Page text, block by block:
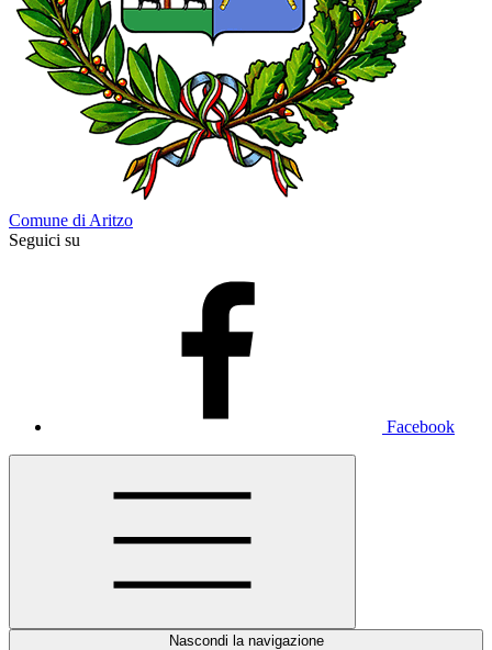
Comune di Aritzo
Seguici su
Facebook
Nascondi la navigazione